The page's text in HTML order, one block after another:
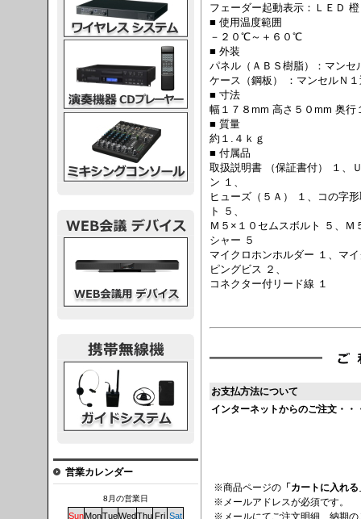
フェーダー起動表示：ＬＥＤ 橙
■ 使用温度範囲
－２０℃～＋６０℃
■ 外装
パネル（ＡＢＳ樹脂）：マンセ
ケース（鋼板） ：マンセルＮ
■ 寸法
幅１７８mm 高さ５０mm 奥行
■ 質量
約１.４ｋｇ
■ 付属品
取扱説明書 （保証書付） １、
ン １、
ヒューズ（５Ａ） １、コの字
ト ５、
Ｍ５×１０セムスボルト ５、
シャー ５
マイクロホンホルダー １、マ
ピングビス ２、
コネクター付リード線 １
お支払方法について
インターネットからのご注文・・
※商品ページの 「カートに入れる
※メールアドレスが必須です。
※メールにてご注文明細、納期
営業カレンダー
8月の営業日
SunMonTueWedThu Fri Sat